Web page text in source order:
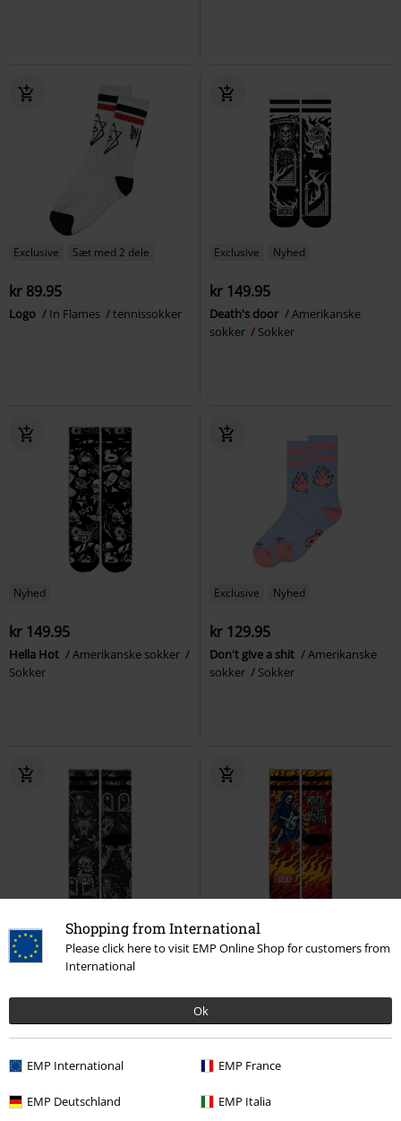
Shopping from International
Please click here to visit EMP Online Shop for customers from
International
Ok
EMP International EMP France
EMP Deutschland EMP Italia
Exclusive Sæt med 2 dele
kr 89.95
Logo In Flames tennissokker
Exclusive Nyhed
kr 149.95
Death's door
Amerikanske
sokker
Sokker
Nyhed
kr 149.95
Hella Hot
Amerikanske sokker
Sokker
Exclusive Nyhed
kr 129.95
Don't give a shit
Amerikanske
sokker
Sokker
Lav lagerbeholdning Nyhed
kr 149.95
Time to die
Amerikanske sokker
Nyhed
Rock till death
Amerikanske